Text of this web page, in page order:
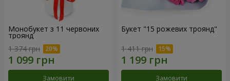
Монобукет з 11 червоних
троянд
1 374 грн
Замовити
Букет "15 рожевих троянд"
1 411 грн
Замовити